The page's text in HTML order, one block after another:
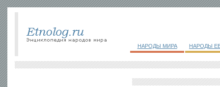
НАРОДЫ МИРА НАРОДЫ